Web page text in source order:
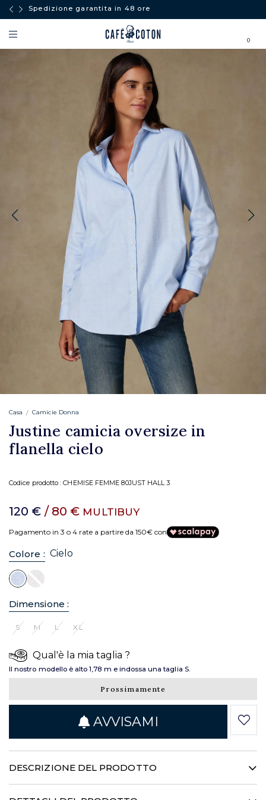
Spedizione garantita in 48 ore
0
Casa Camicie Donna
Justine camicia oversize in
flanella cielo
Codice prodotto :CHEMISE FEMME 80JUST HALL 3
120 € / 80 € MULTIBUY
Pagamento in 3 o 4 rate a partire da 150€ con
Colore : Cielo
Dimensione :
S M L XL
Qual'è la mia taglia ?
Il nostro modello è alto 1,78 m e indossa una taglia S.
Prossimamente
AVVISAMI
DESCRIZIONE DEL PRODOTTO